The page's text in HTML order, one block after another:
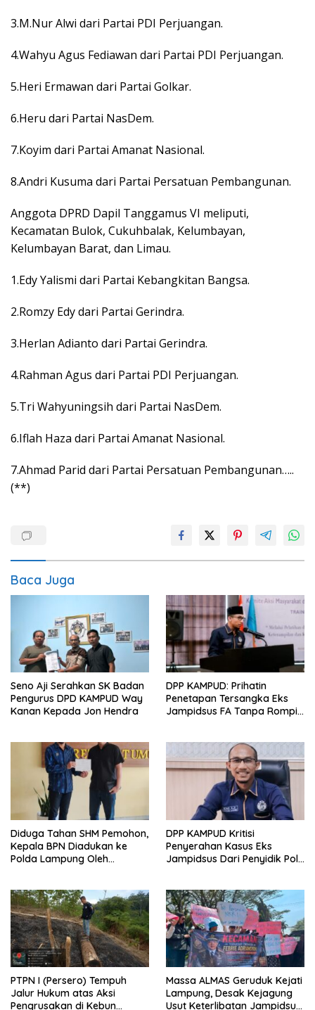
3.M.Nur Alwi dari Partai PDI Perjuangan.
4.Wahyu Agus Fediawan dari Partai PDI Perjuangan.
5.Heri Ermawan dari Partai Golkar.
6.Heru dari Partai NasDem.
7.Koyim dari Partai Amanat Nasional.
8.Andri Kusuma dari Partai Persatuan Pembangunan.
Anggota DPRD Dapil Tanggamus VI meliputi,
Kecamatan Bulok, Cukuhbalak, Kelumbayan,
Kelumbayan Barat, dan Limau.
1.Edy Yalismi dari Partai Kebangkitan Bangsa.
2.Romzy Edy dari Partai Gerindra.
3.Herlan Adianto dari Partai Gerindra.
4.Rahman Agus dari Partai PDI Perjuangan.
5.Tri Wahyuningsih dari Partai NasDem.
6.Iflah Haza dari Partai Amanat Nasional.
7.Ahmad Parid dari Partai Persatuan Pembangunan…..
(**)
Baca Juga
Seno Aji Serahkan SK Badan
Pengurus DPD KAMPUD Way
Kanan Kepada Jon Hendra
DPP KAMPUD: Prihatin
Penetapan Tersangka Eks
Jampidsus FA Tanpa Rompi
Diduga Tahan SHM Pemohon,
Kepala BPN Diadukan ke
Polda Lampung Oleh
DPP KAMPUD Kritisi
Penyerahan Kasus Eks
Jampidsus Dari Penyidik Polri
PTPN I (Persero) Tempuh
Jalur Hukum atas Aksi
Pengrusakan di Kebun
Massa ALMAS Geruduk Kejati
Lampung, Desak Kejagung
Usut Keterlibatan Jampidsus